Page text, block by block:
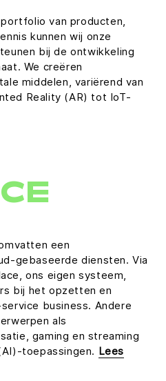
van producten,
kunnen wij onze
bij de ontwikkeling
We creëren
middelen, variërend van
Reality (AR) tot IoT-
een
gebaseerde diensten. Via
ons eigen systeem,
bij het opzetten en
business. Andere
als
gaming en streaming
toepassingen. Lees